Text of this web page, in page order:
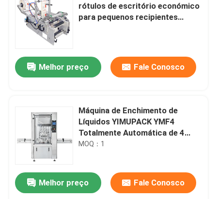
rótulos de escritório económico
para pequenos recipientes
Melhor preço Fale Conosco
Máquina de Enchimento de
Líquidos YIMUPACK YMF4
Totalmente Automática de 4
Bicos: Solução de Bomba
MOQ：1
Melhor preço Fale Conosco